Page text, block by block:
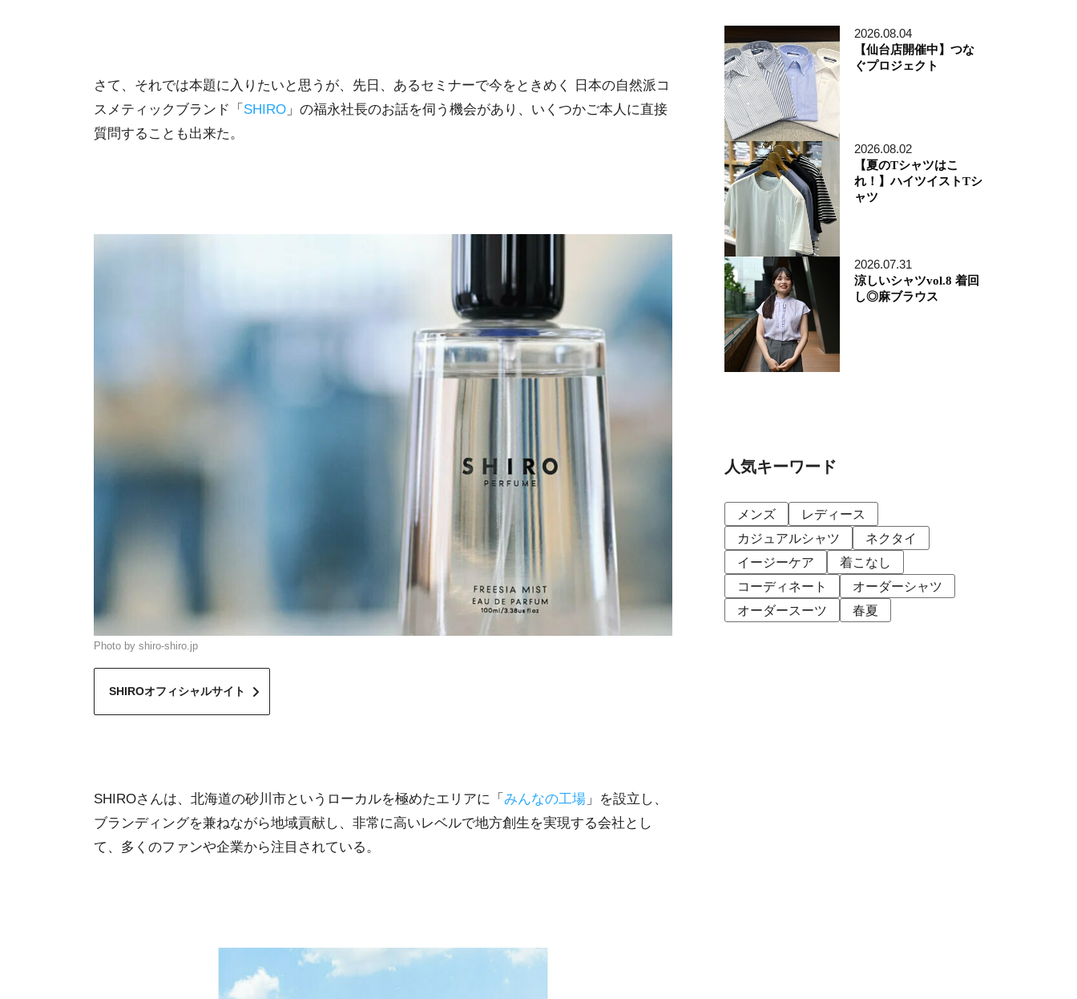
さて、それでは本題に入りたいと思うが、先日、あるセミナーで今をときめく 日本の自然派コ
スメティックブランド「 SHIRO 」の福永社長のお話を伺う機会があり、いくつかご本人に直接
質問することも出来た。
Photo by shiro-shiro.jp
SHIROオフィシャルサイト
SHIROさんは、北海道の砂川市というローカルを極めたエリアに「 みんなの工場 」を設立し、
ブランディングを兼ねながら地域貢献し、非常に高いレベルで地方創生を実現する会社とし
て、多くのファンや企業から注目されている。
2026.08.04
【仙台店開催中】つな
ぐプロジェクト
2026.08.02
【夏のTシャツはこ
れ！】ハイツイストTシ
ャツ
2026.07.31
涼しいシャツvol.8 着回
し◎麻ブラウス
人気キーワード
メンズ
レディース
カジュアルシャツ
ネクタイ
イージーケア
着こなし
コーディネート
オーダーシャツ
オーダースーツ
春夏